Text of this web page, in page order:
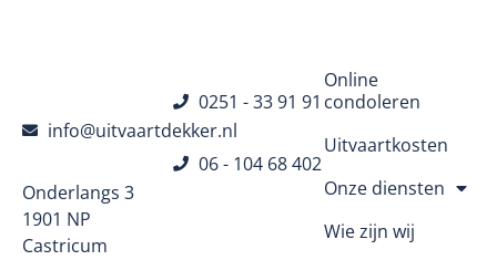
info@uitvaartdekker.nl
Onderlangs 3
1901 NP
Castricum
0251 - 33 91 91
06 - 104 68 402
Online
condoleren
Uitvaartkosten
Onze diensten
Wie zijn wij